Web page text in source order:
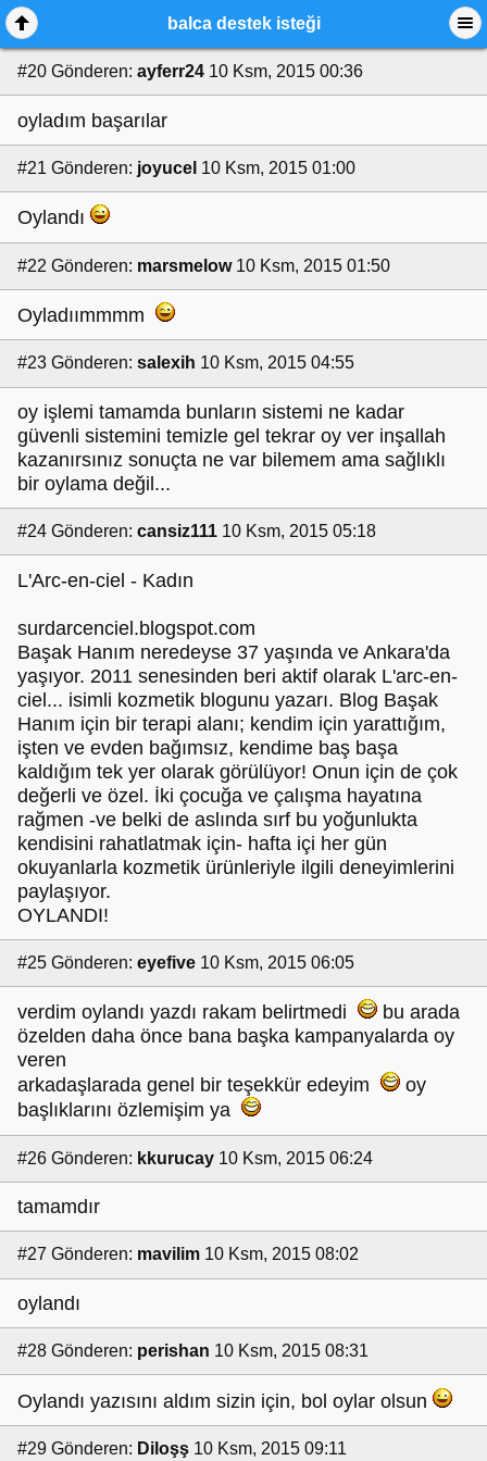
balca destek isteği
#20 Gönderen: ayferr24 10 Ksm, 2015 00:36
oyladım başarılar
#21 Gönderen: joyucel 10 Ksm, 2015 01:00
Oylandı
#22 Gönderen: marsmelow 10 Ksm, 2015 01:50
Oyladıımmmm
#23 Gönderen: salexih 10 Ksm, 2015 04:55
oy işlemi tamamda bunların sistemi ne kadar
güvenli sistemini temizle gel tekrar oy ver inşallah
kazanırsınız sonuçta ne var bilemem ama sağlıklı
bir oylama değil...
#24 Gönderen: cansiz111 10 Ksm, 2015 05:18
L'Arc-en-ciel - Kadın
surdarcenciel.blogspot.com
Başak Hanım neredeyse 37 yaşında ve Ankara'da
yaşıyor. 2011 senesinden beri aktif olarak L'arc-en-
ciel... isimli kozmetik blogunu yazarı. Blog Başak
Hanım için bir terapi alanı; kendim için yarattığım,
işten ve evden bağımsız, kendime baş başa
kaldığım tek yer olarak görülüyor! Onun için de çok
değerli ve özel. İki çocuğa ve çalışma hayatına
rağmen -ve belki de aslında sırf bu yoğunlukta
kendisini rahatlatmak için- hafta içi her gün
okuyanlarla kozmetik ürünleriyle ilgili deneyimlerini
paylaşıyor.
OYLANDI!
#25 Gönderen: eyefive 10 Ksm, 2015 06:05
verdim oylandı yazdı rakam belirtmedi
bu arada
özelden daha önce bana başka kampanyalarda oy
veren
arkadaşlarada genel bir teşekkür edeyim
oy
başlıklarını özlemişim ya
#26 Gönderen: kkurucay 10 Ksm, 2015 06:24
tamamdır
#27 Gönderen: mavilim 10 Ksm, 2015 08:02
oylandı
#28 Gönderen: perishan 10 Ksm, 2015 08:31
Oylandı yazısını aldım sizin için, bol oylar olsun
#29 Gönderen: Diloşş 10 Ksm, 2015 09:11